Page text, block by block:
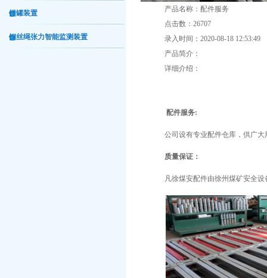
锁罐装置
钢丝绳张力智能监测装置
产品名称：配件服务
点击数：26707
录入时间：2020-08-18 12:53:49
产品简介：
详细介绍：
配件服务:
公司设有专业配件仓库，供广大
质量保证：
凡徐煤安配件由徐州煤矿安全